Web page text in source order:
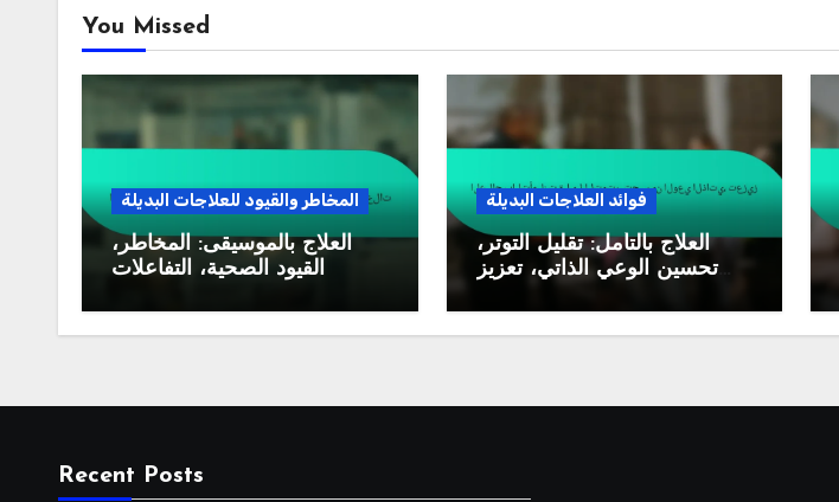
You Missed
المخاطر والقيود للعلاجات البديلة
العلاج بالموسيقى: المخاطر،
القيود الصحية، التفاعلات
فوائد العلاجات البديلة
العلاج بالتأمل: تقليل التوتر،
تحسين الوعي الذاتي، تعزيز
Recent Posts